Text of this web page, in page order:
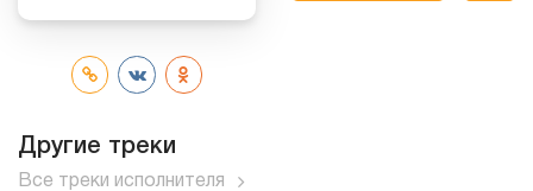
Другие треки
Все треки исполнителя